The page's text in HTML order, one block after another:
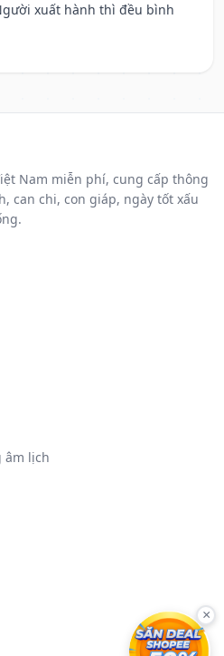
xuất hành thì đều bình
Nam miễn phí, cung cấp thông
can chi, con giáp, ngày tốt xấu
âm lịch
×